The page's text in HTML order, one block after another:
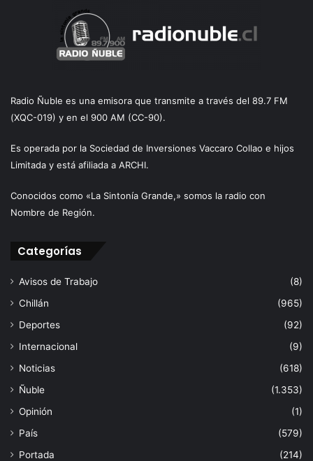
Radio Ñuble es una emisora que transmite a través del 89.7 FM
(XQC-019) y en el 900 AM (CC-90).
Es operada por la Sociedad de Inversiones Vaccaro Collao e hijos
Limitada y está afiliada a ARCHI.
Conocidos como «La Sintonía Grande,» somos la radio con
Nombre de Región.
Categorías
Avisos de Trabajo
(8)
Chillán
(965)
Deportes
(92)
Internacional
(9)
Noticias
(618)
Ñuble
(1.353)
Opinión
(1)
País
(579)
Portada
(214)